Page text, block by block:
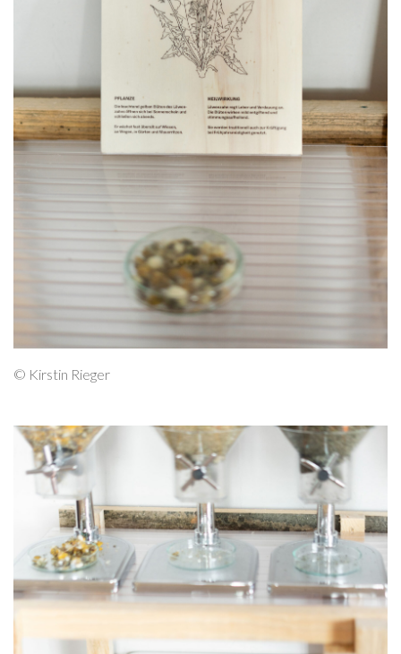
© Kirstin Rieger